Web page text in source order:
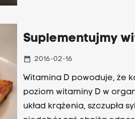
Suplementujmy
date_range 2016-02-16
Witamina D powoduje, że
poziom witaminy D w
układ krążenia, szczupła